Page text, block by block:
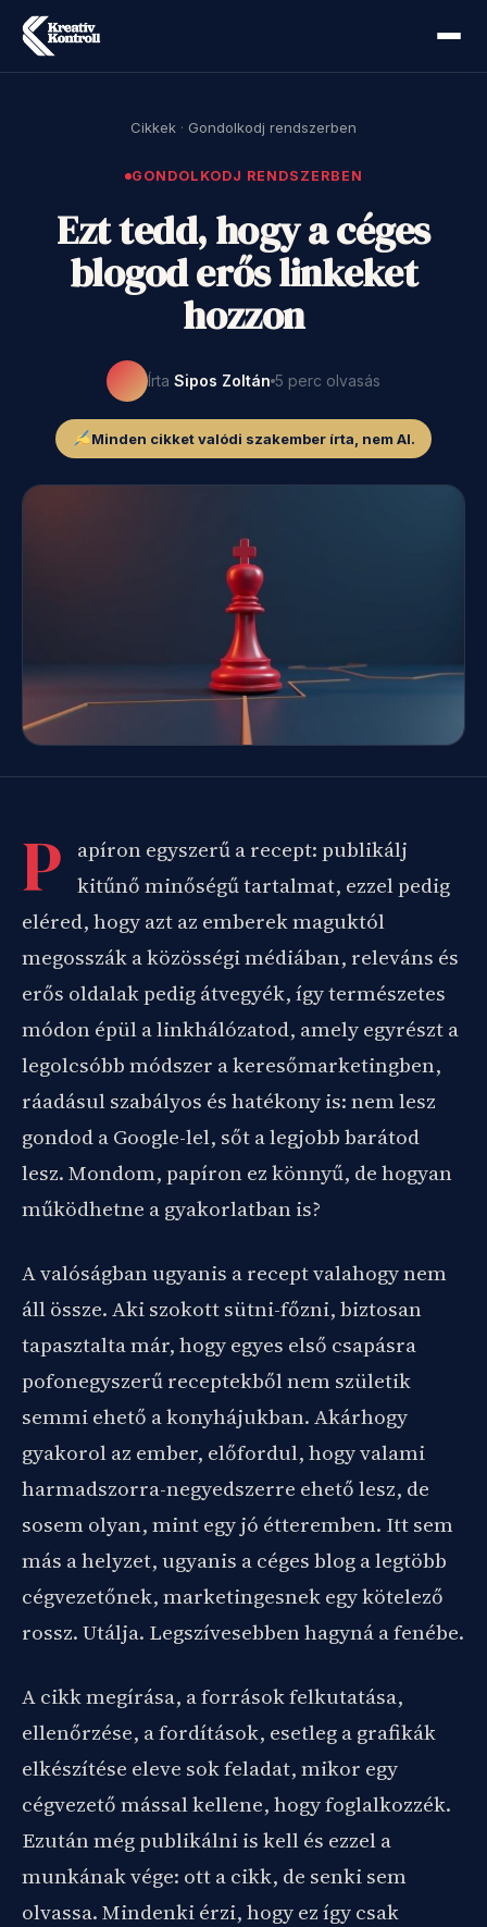
Cikkek · Gondolkodj rendszerben
GONDOLKODJ RENDSZERBEN
Ezt tedd, hogy a céges
blogod erős linkeket
hozzon
Írta Sipos Zoltán 5 perc olvasás
Minden cikket valódi szakember írta, nem AI.
P
apíron egyszerű a recept: publikálj
kitűnő minőségű tartalmat, ezzel pedig
eléred, hogy azt az emberek maguktól
megosszák a közösségi médiában, releváns és
erős oldalak pedig átvegyék, így természetes
módon épül a linkhálózatod, amely egyrészt a
legolcsóbb módszer a keresőmarketingben,
ráadásul szabályos és hatékony is: nem lesz
gondod a Google-lel, sőt a legjobb barátod
lesz. Mondom, papíron ez könnyű, de hogyan
működhetne a gyakorlatban is?
A valóságban ugyanis a recept valahogy nem
áll össze. Aki szokott sütni-főzni, biztosan
tapasztalta már, hogy egyes első csapásra
pofonegyszerű receptekből nem születik
semmi ehető a konyhájukban. Akárhogy
gyakorol az ember, előfordul, hogy valami
harmadszorra-negyedszerre ehető lesz, de
sosem olyan, mint egy jó étteremben. Itt sem
más a helyzet, ugyanis a céges blog a legtöbb
cégvezetőnek, marketingesnek egy kötelező
rossz. Utálja. Legszívesebben hagyná a fenébe.
A cikk megírása, a források felkutatása,
ellenőrzése, a fordítások, esetleg a grafikák
elkészítése eleve sok feladat, mikor egy
cégvezető mással kellene, hogy foglalkozzék.
Ezután még publikálni is kell és ezzel a
munkának vége: ott a cikk, de senki sem
olvassa. Mindenki érzi, hogy ez így csak